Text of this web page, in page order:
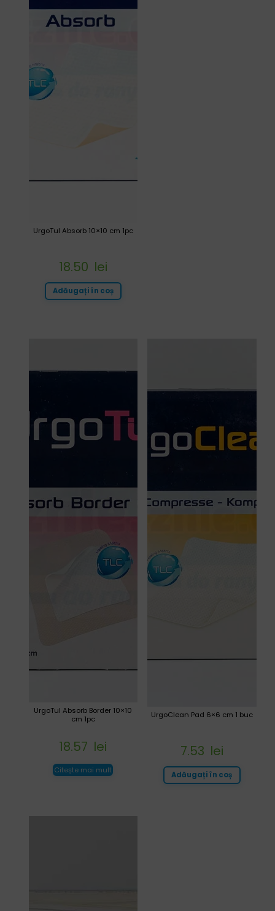
UrgoTul Absorb 10×10 cm 1pc
18.50 lei
Adăugați în coș
UrgoClean Pad 6×6 cm 1 buc
7.53 lei
Adăugați în coș
UrgoTul Absorb Border 10×10
cm 1pc
18.57 lei
Citește mai mult